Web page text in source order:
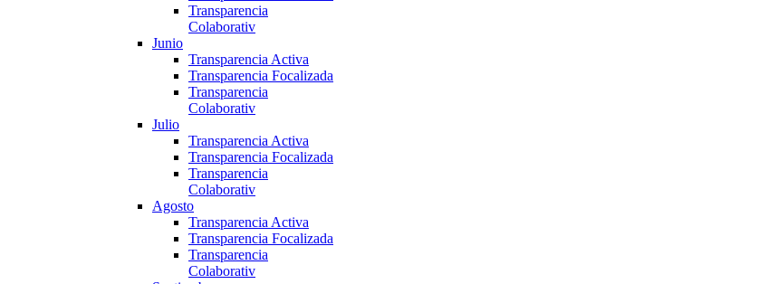
Transparencia
Colaborativ
Junio
Transparencia Activa
Transparencia Focalizada
Transparencia
Colaborativ
Julio
Transparencia Activa
Transparencia Focalizada
Transparencia
Colaborativ
Agosto
Transparencia Activa
Transparencia Focalizada
Transparencia
Colaborativ